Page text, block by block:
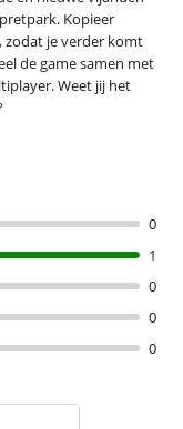
Kopieer
zodat je verder komt
de game samen met
Weet jij het
0
1
0
0
0